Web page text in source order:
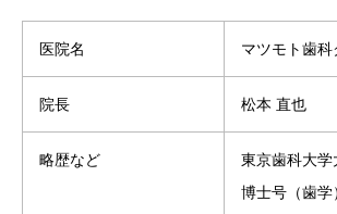
医院名 マツモト歯科
院長 松本 直也
略歴など
東京歯科大学
博士号（歯学